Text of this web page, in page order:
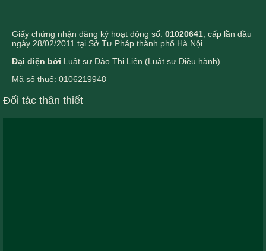
Giấy chứng nhận đăng ký hoạt động số: 01020641 , cấp lần đầu
ngày 28/02/2011 tại Sở Tư Pháp thành phố Hà Nội
Đại diện bởi Luật sư Đào Thị Liên (Luật sư Điều hành)
Mã số thuế: 0106219948
Đối tác thân thiết